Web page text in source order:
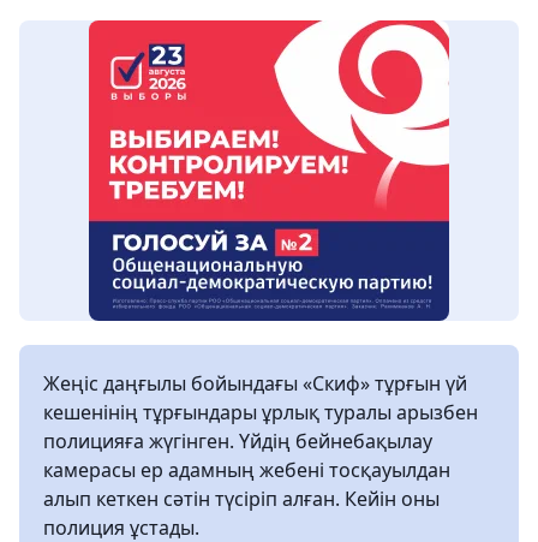
Жеңіс даңғылы бойындағы «Скиф» тұрғын үй
кешенінің тұрғындары ұрлық туралы арызбен
полицияға жүгінген. Үйдің бейнебақылау
камерасы ер адамның жебені тосқауылдан
алып кеткен сәтін түсіріп алған. Кейін оны
полиция ұстады.